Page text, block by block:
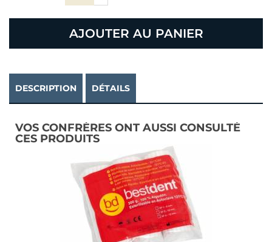
AJOUTER AU PANIER
DESCRIPTION DÉTAILS
VOS CONFRÈRES ONT AUSSI CONSULTÉ
CES PRODUITS